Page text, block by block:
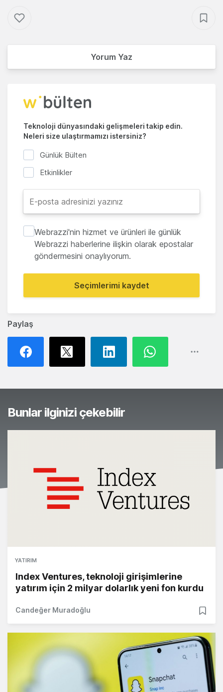
Paylaş
Yorum Yaz
Teknoloji dünyasındaki gelişmeleri takip edin.
Neleri size ulaştırmamızı istersiniz?
Günlük Bülten
Etkinlikler
Webrazzi'nin hizmet ve ürünleri ile günlük
Webrazzi haberlerine ilişkin olarak epostalar
göndermesini onaylıyorum.
Seçimlerimi kaydet
Bunlar ilginizi çekebilir
YATIRIM
Index Ventures, teknoloji girişimlerine
yatırım için 2 milyar dolarlık yeni fon kurdu
Candeğer Muradoğlu